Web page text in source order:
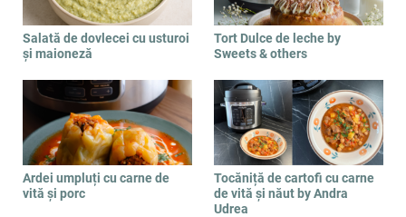
Salată de dovlecei cu usturoi
și maioneză
Tort Dulce de leche by
Sweets & others
Ardei umpluți cu carne de
vită și porc
Tocăniță de cartofi cu carne
de vită și năut by Andra
Udrea